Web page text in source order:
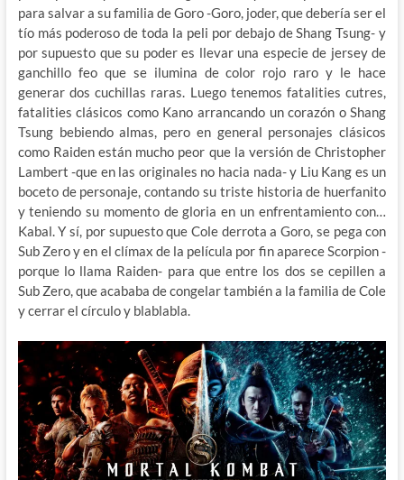
para salvar a su familia de Goro -Goro, joder, que debería ser el
tío más poderoso de toda la peli por debajo de Shang Tsung- y
por supuesto que su poder es llevar una especie de jersey de
ganchillo feo que se ilumina de color rojo raro y le hace
generar dos cuchillas raras. Luego tenemos fatalities cutres,
fatalities clásicos como Kano arrancando un corazón o Shang
Tsung bebiendo almas, pero en general personajes clásicos
como Raiden están mucho peor que la versión de Christopher
Lambert -que en las originales no hacia nada- y Liu Kang es un
boceto de personaje, contando su triste historia de huerfanito
y teniendo su momento de gloria en un enfrentamiento con…
Kabal. Y sí, por supuesto que Cole derrota a Goro, se pega con
Sub Zero y en el clímax de la película por fin aparece Scorpion -
porque lo llama Raiden- para que entre los dos se cepillen a
Sub Zero, que acababa de congelar también a la familia de Cole
y cerrar el círculo y blablabla.